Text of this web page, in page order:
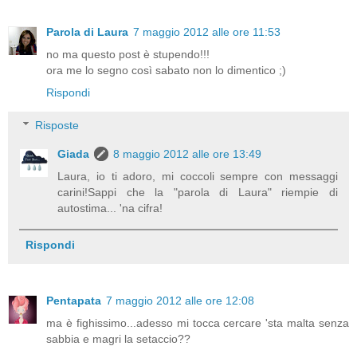
Parola di Laura 7 maggio 2012 alle ore 11:53
no ma questo post è stupendo!!!
ora me lo segno così sabato non lo dimentico ;)
Rispondi
Risposte
Giada
8 maggio 2012 alle ore 13:49
Laura, io ti adoro, mi coccoli sempre con messaggi
carini!Sappi che la "parola di Laura" riempie di
autostima... 'na cifra!
Rispondi
Pentapata 7 maggio 2012 alle ore 12:08
ma è fighissimo...adesso mi tocca cercare 'sta malta senza
sabbia e magri la setaccio??